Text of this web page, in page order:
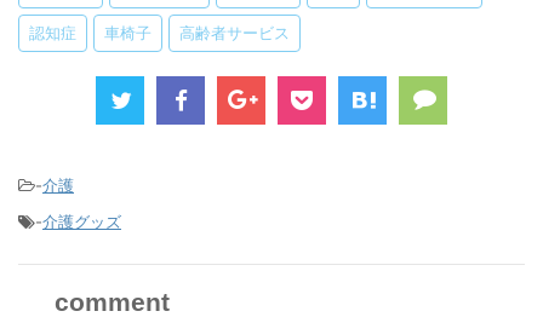
認知症 車椅子 高齢者サービス
-介護
-介護グッズ
comment